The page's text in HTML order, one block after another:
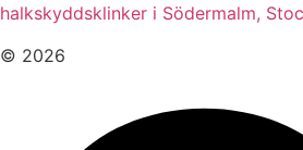
halkskyddsklinker i Södermalm,
© 2026